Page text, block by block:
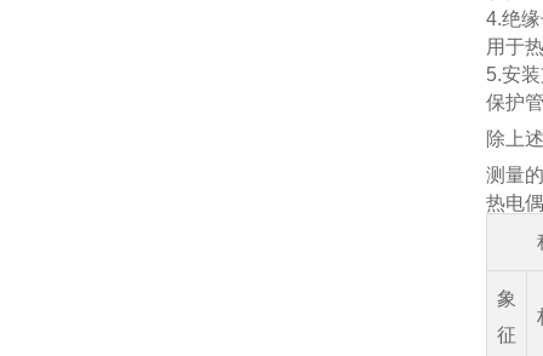
4.绝
用于
5.安
保护
除上
测量
热电
象
征